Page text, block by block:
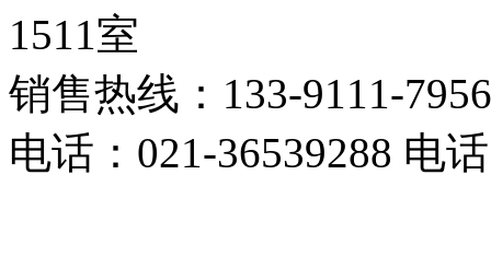
1511室
销售热线：133-9111-7956
电话：021-36539288 电